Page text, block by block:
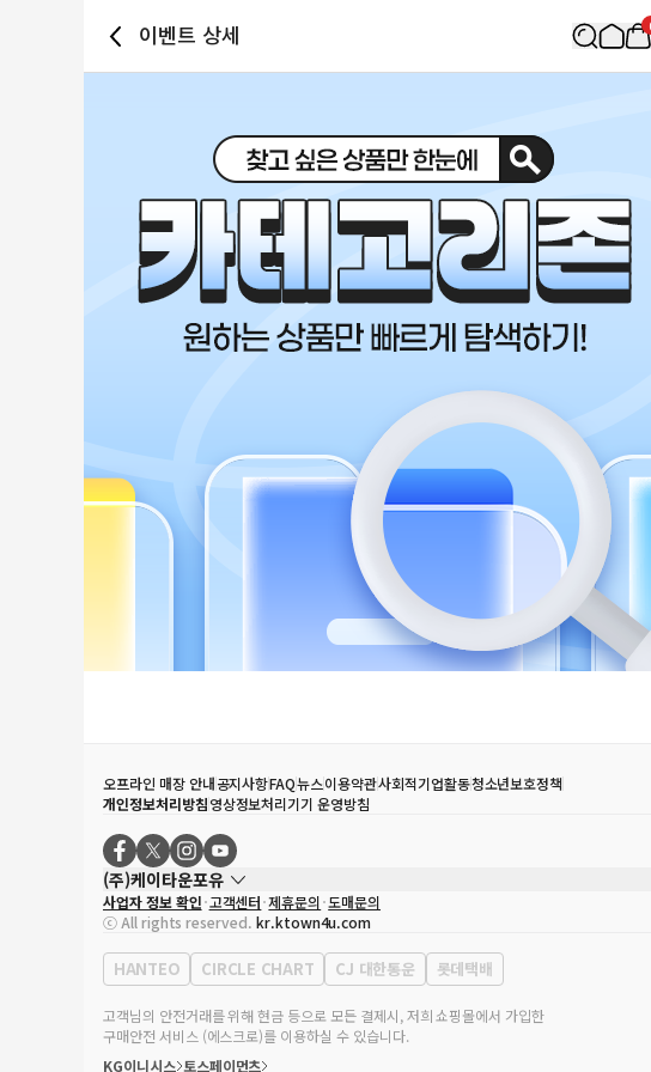
이벤트 상세
오프라인 매장 안내공지사항FAQ뉴스이용약관사회적기업활동청소년보호정책
개인정보처리방침영상정보처리기기 운영방침
(주)케이타운포유
대표자
송효민
사업자등록번호
120-87-71116
통신판매업 신고번호 제2011-서울강남-02223
대표전화
02-552-9855
사업자 정보 확인 고객센터 제휴문의 도매문의
ⓒ All rights reserved. kr.ktown4u.com
HANTEO CIRCLE CHART CJ 대한통운 롯데택배
고객님의 안전거래를 위해 현금 등으로 모든 결제시, 저희 쇼핑몰에서 가입한
구매안전 서비스 (에스크로)를 이용하실 수 있습니다.
KG이니시스 토스페이먼츠